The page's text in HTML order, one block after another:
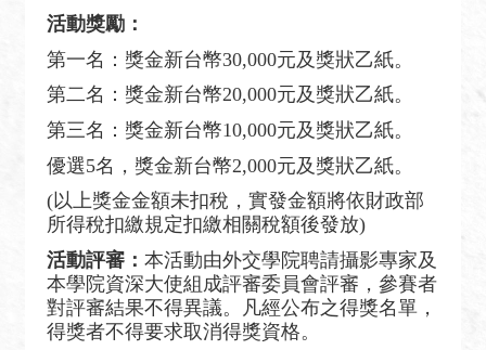
活動獎勵：
第一名：獎金新台幣30,000元及獎狀乙紙。
第二名：獎金新台幣20,000元及獎狀乙紙。
第三名：獎金新台幣10,000元及獎狀乙紙。
優選5名，獎金新台幣2,000元及獎狀乙紙。
(以上獎金金額未扣稅，實發金額將依財政部
所得稅扣繳規定扣繳相關稅額後發放)
活動評審： 本活動由外交學院聘請攝影專家及
本學院資深大使組成評審委員會評審，參賽者
對評審結果不得異議。凡經公布之得獎名單，
得獎者不得要求取消得獎資格。